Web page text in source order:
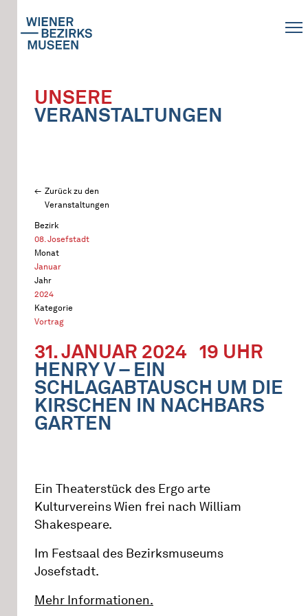
UNSERE
VERANSTALTUNGEN
Zurück zu den
Veranstaltungen
Bezirk
08. Josefstadt
Monat
Januar
Jahr
2024
Kategorie
Vortrag
31. JANUAR 2024 19 UHR
HENRY V – EIN
SCHLAGABTAUSCH UM DIE
KIRSCHEN IN NACHBARS
GARTEN
Ein Theaterstück des Ergo arte
Kulturvereins Wien frei nach William
Shakespeare.
Im Festsaal des Bezirksmuseums
Josefstadt.
Mehr Informationen.